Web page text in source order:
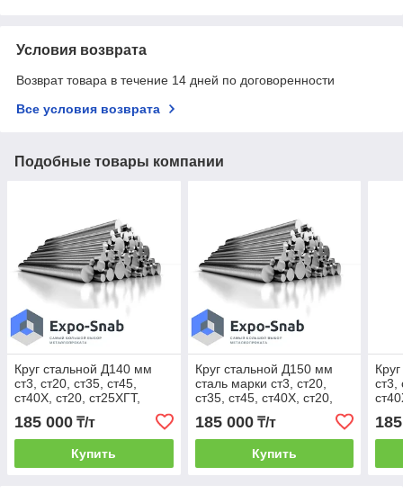
Условия возврата
Возврат товара в течение 14 дней по договоренности
Все условия возврата
Подобные товары компании
Круг стальной Д140 мм
ст3, ст20, ст35, ст45,
ст40Х, ст20, ст25ХГТ,
185 000 ₸/т
Купить
Круг стальной Д150 мм
сталь марки ст3, ст20,
ст35, ст45, ст40Х, ст20,
ст25ХГТ, ст65Г
185 000₸/т
Купить
ст3,